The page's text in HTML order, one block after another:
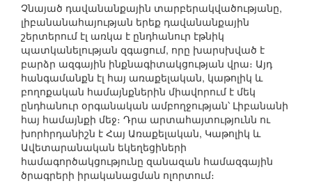
Չնայած դավանանքային տարբերակվածությանը,
լիբանանահայության երեք դավանանքային
շերտերում էլ առկա է ընդհանուր էթնիկ
պատկանելության զգացում, որը խարսխված է
բարձր ազգային ինքնագիտակցության վրա։ Այդ
հանգամանքն էլ հայ առաքելական, կաթոլիկ և
բողոքական համայնքներին միավորում է մեկ
ընդհանուր օրգանական ամբողջության՝ Լիբանանի
հայ համայնքի մեջ։ Դրա արտահայտությունն ու
խորհրդանիշն է Հայ Առաքելական, Կաթոլիկ և
Ավետարանական եկեղեցիների
համագործակցությունը զանազան համազգային
ծրագրերի իրականացման ոլորտում։